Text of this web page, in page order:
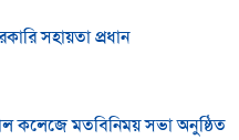
সহায়তা প্রধান
কলেজে মতবিনিময় সভা অনুষ্ঠিত